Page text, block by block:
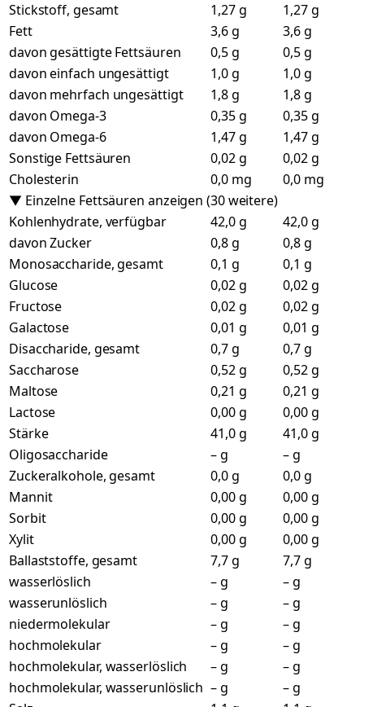
Stickstoff, gesamt
1,27 g
1,27 g
Fett
3,6 g
3,6 g
davon gesättigte Fettsäuren
0,5 g
0,5 g
davon einfach ungesättigt
1,0 g
1,0 g
davon mehrfach ungesättigt
1,8 g
1,8 g
davon Omega-3
0,35 g
0,35 g
davon Omega-6
1,47 g
1,47 g
Sonstige Fettsäuren
0,02 g
0,02 g
Cholesterin
0,0 mg
0,0 mg
▼ Einzelne Fettsäuren anzeigen (30 weitere)
Kohlenhydrate, verfügbar
42,0 g
42,0 g
davon Zucker
0,8 g
0,8 g
Monosaccharide, gesamt
0,1 g
0,1 g
Glucose
0,02 g
0,02 g
Fructose
0,02 g
0,02 g
Galactose
0,01 g
0,01 g
Disaccharide, gesamt
0,7 g
0,7 g
Saccharose
0,52 g
0,52 g
Maltose
0,21 g
0,21 g
Lactose
0,00 g
0,00 g
Stärke
41,0 g
41,0 g
Oligosaccharide
– g
– g
Zuckeralkohole, gesamt
0,0 g
0,0 g
Mannit
0,00 g
0,00 g
Sorbit
0,00 g
0,00 g
Xylit
0,00 g
0,00 g
Ballaststoffe, gesamt
7,7 g
7,7 g
wasserlöslich
– g
– g
wasserunlöslich
– g
– g
niedermolekular
– g
– g
hochmolekular
– g
– g
hochmolekular, wasserlöslich
– g
– g
hochmolekular, wasserunlöslich – g
– g